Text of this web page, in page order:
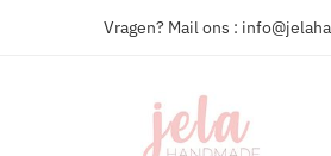
Vragen? Mail ons :